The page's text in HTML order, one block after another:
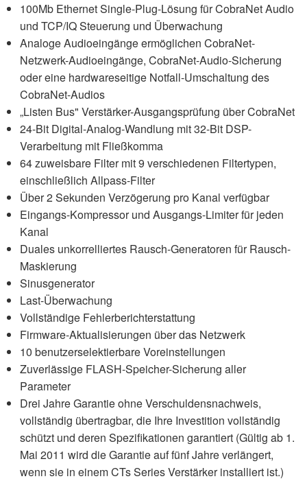
100Mb Ethernet Single-Plug-Lösung für CobraNet Audio
und TCP/IQ Steuerung und Überwachung
Analoge Audioeingänge ermöglichen CobraNet-
Netzwerk-Audioeingänge, CobraNet-Audio-Sicherung
oder eine hardwareseitige Notfall-Umschaltung des
CobraNet-Audios
„Listen Bus" Verstärker-Ausgangsprüfung über CobraNet
24-Bit Digital-Analog-Wandlung mit 32-Bit DSP-
Verarbeitung mit Fließkomma
64 zuweisbare Filter mit 9 verschiedenen Filtertypen,
einschließlich Allpass-Filter
Über 2 Sekunden Verzögerung pro Kanal verfügbar
Eingangs-Kompressor und Ausgangs-Limiter für jeden
Kanal
Duales unkorrelliertes Rausch-Generatoren für Rausch-
Maskierung
Sinusgenerator
Last-Überwachung
Vollständige Fehlerberichterstattung
Firmware-Aktualisierungen über das Netzwerk
10 benutzerselektierbare Voreinstellungen
Zuverlässige FLASH-Speicher-Sicherung aller
Parameter
Drei Jahre Garantie ohne Verschuldensnachweis,
vollständig übertragbar, die Ihre Investition vollständig
schützt und deren Spezifikationen garantiert (Gültig ab 1.
Mai 2011 wird die Garantie auf fünf Jahre verlängert,
wenn sie in einem CTs Series Verstärker installiert ist.)